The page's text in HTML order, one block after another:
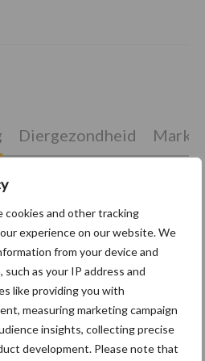
cookies and other tracking
experience on our website. We
from your device and
as your IP address and
like providing you with
measuring marketing campaign
insights, collecting precise
development. Please note that
Diergezondheid
Stikstof
meer